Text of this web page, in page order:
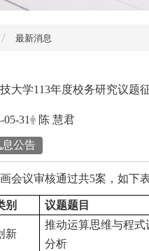
最新消息
大学113年度校务研究议题
05-31 陈 慧君
息公告
会议审核通过共5案，如下表
别 议题题目
新
推动运算思维与程式
分析